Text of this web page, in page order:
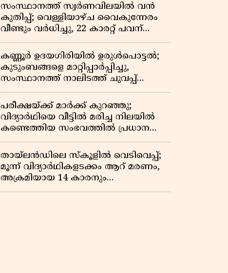
സംസ്ഥാനത്ത് സ്വർണവിലയിൽ വൻ
കുതിപ്പ്; വെള്ളിയാഴ്ച വൈകുന്നേരം
വീണ്ടും വർധിച്ചു, 22 കാരറ്റ് പവന്
1,10,920 രൂപയായി
കണ്ണൂർ ഉദയഗിരിയിൽ ഉരുൾപൊട്ടൽ;
കുടുംബങ്ങളെ മാറ്റിപ്പാർപ്പിച്ചു,
സംസ്ഥാനത്ത് നാലിടത്ത് ചുവപ്പ്
ജാഗ്രത
പരീക്ഷയ്ക്ക് മാർക്ക് കുറഞ്ഞു;
വിദ്യാർഥിയെ വീട്ടിൽ മരിച്ച നിലയിൽ
കണ്ടെത്തിയ സംഭവത്തിൽ പ്രധാന
അധ്യാപികക്കെതിരെ പരാതി
തായ്‌ലൻഡിലെ സ്‌കൂളിൽ വെടിവെപ്പ്;
മൂന്ന് വിദ്യാർഥികളടക്കം ആറ് മരണം,
അക്രമിയായ 14 കാരനും
മരിച്ചനിലയിൽ